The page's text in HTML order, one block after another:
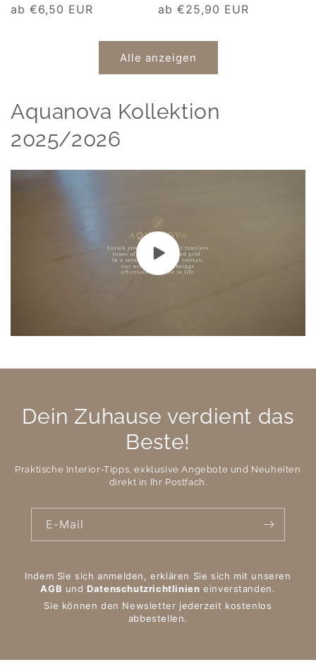
Normaler
ab €6,50 EUR
Normaler
ab €25,90 EUR
Alle anzeigen
Aquanova Kollektion
2025/2026
Dein Zuhause verdient das
Beste!
Praktische Interior-Tipps, exklusive Angebote und Neuheiten
direkt in Ihr Postfach.
E-Mail
Indem Sie sich anmelden, erklären Sie sich mit unseren
AGB undDatenschutzrichtlinien einverstanden.
Sie können den Newsletter jederzeit kostenlos
abbestellen.